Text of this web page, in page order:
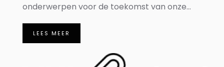
onderwerpen voor de toekomst van onze...
LEES MEER